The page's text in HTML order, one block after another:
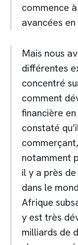
commence
avancées
Mais nous
différentes
concentré
comment
financière
constaté
notamment
il y a près
dans le
Afrique
y est très
milliards de